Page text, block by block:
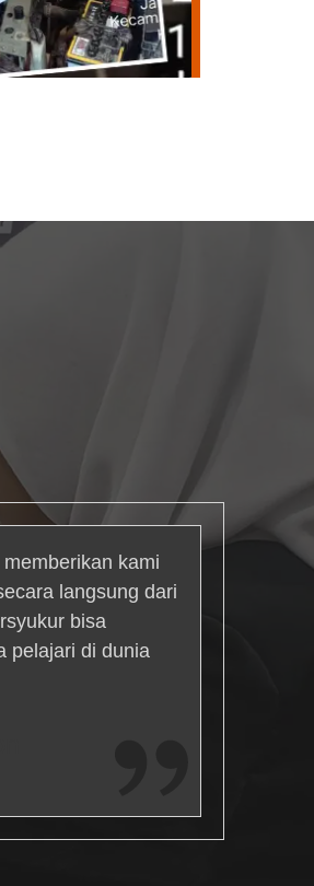
kami
langsung dari
bisa
pelajari di dunia